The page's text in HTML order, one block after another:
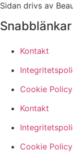
Sidan drivs av
Snabblänkar
Kontakt
Cookie
Kontakt
Cookie